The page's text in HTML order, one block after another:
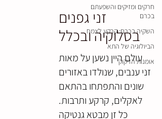
חרקים ומזיקים והשפעתם
בכרם
השקיה בכרם: קרקע לצמח
הביולוגיה של התא
אומנות הזיקוק
זני גפנים
בסלוקיה ובכלל
עולם היין נשען על מאות
זני ענבים, שנולדו באזורים
שונים והתפתחו בהתאם
לאקלים, קרקע ותרבות.
כל זן מבטא גנטיקה